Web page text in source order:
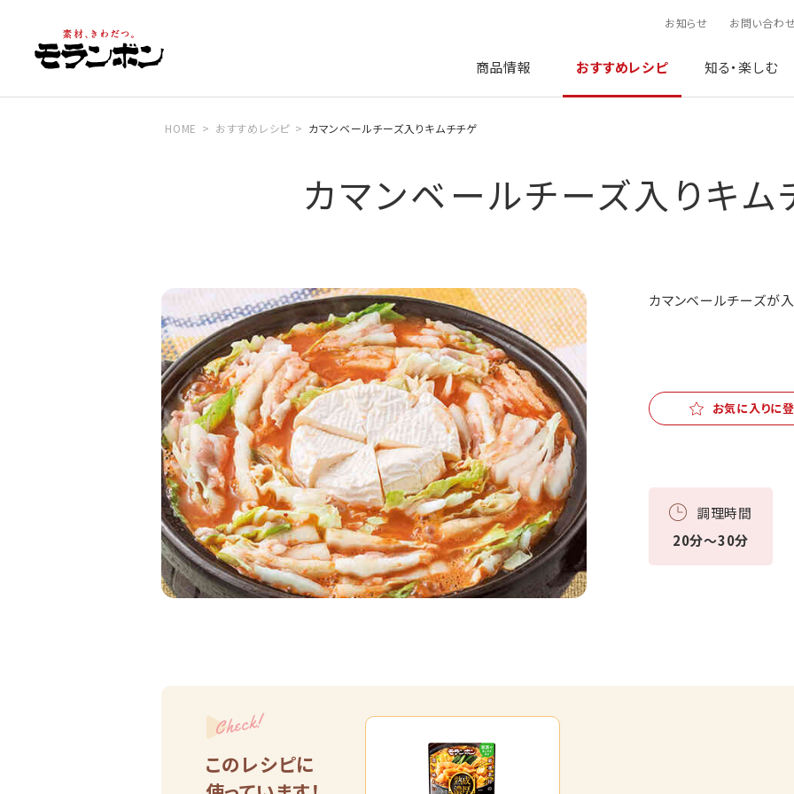
お知らせ お問い合わ
商品情報 おすすめレシピ 知る・楽しむ
HOME おすすめレシピ カマンベールチーズ入りキムチチゲ
カマンベールチーズ入りキム
カマンベールチーズが
お気に入りに
調理時間
20分～30分
Check!
このレシピに